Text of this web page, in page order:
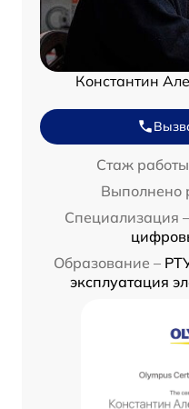
Константин
Стаж
Выполнено
Специализация –
Образование –
эксплуатация